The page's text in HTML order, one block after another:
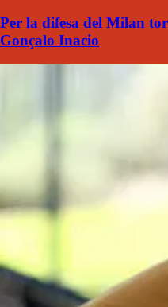
Per la difesa del Milan
Gonçalo Inacio